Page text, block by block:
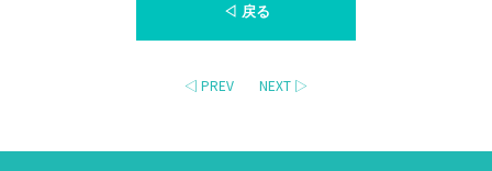
◁ 戻る
◁ PREV NEXT ▷